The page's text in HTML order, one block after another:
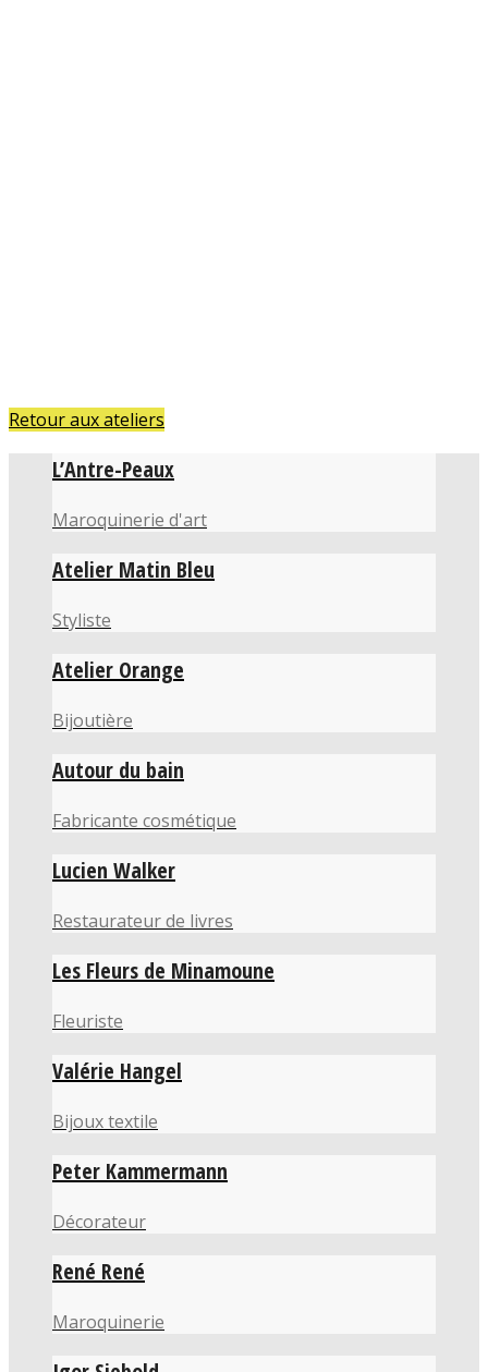
Retour aux ateliers
L’Antre-Peaux
Maroquinerie d'art
Atelier Matin Bleu
Styliste
Atelier Orange
Bijoutière
Autour du bain
Fabricante cosmétique
Lucien Walker
Restaurateur de livres
Les Fleurs de Minamoune
Fleuriste
Valérie Hangel
Bijoux textile
Peter Kammermann
Décorateur
René René
Maroquinerie